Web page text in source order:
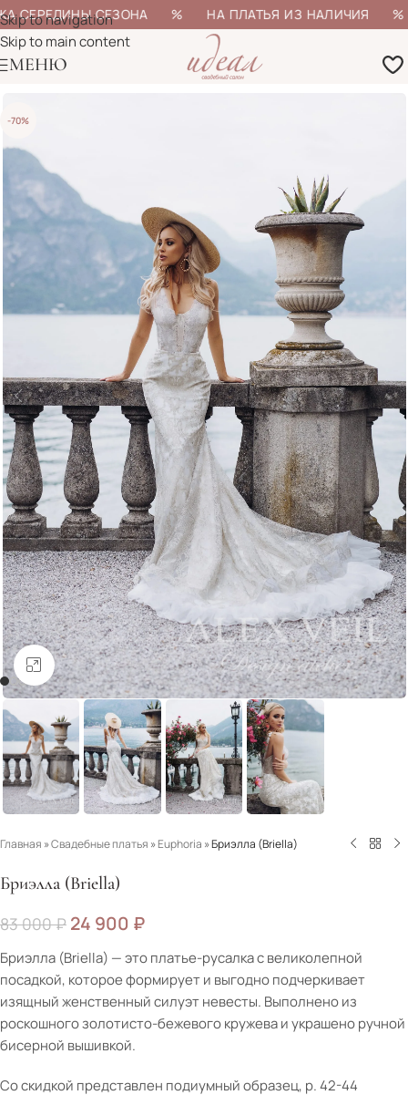
СЕРЕДИНЫ СЕЗОНА % НА ПЛАТЬЯ ИЗ НАЛИЧИЯ %
Skip to navigation
Skip to main content
МЕНЮ
-70%
Увеличить
Главная »Свадебные платья »Euphoria »Бриэлла (Briella)
Бриэлла (Briella)
83 000₽ 24 900 ₽
Бриэлла (Briella) — это платье-русалка с великолепной
посадкой, которое формирует и выгодно подчеркивает
изящный женственный силуэт невесты. Выполнено из
роскошного золотисто-бежевого кружева и украшено ручной
бисерной вышивкой.
Со скидкой представлен подиумный образец, р. 42-44